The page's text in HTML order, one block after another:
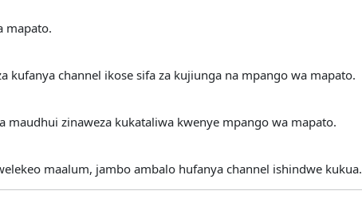
mapato.
kufanya channel ikose sifa za kujiunga na mpango wa mapato.
maudhui zinaweza kukataliwa kwenye mpango wa mapato.
maalum, jambo ambalo hufanya channel ishindwe kukua.